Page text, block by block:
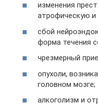
изменения
атрофическую и
сбой
форма течения
чрезмерный
опухоли,
головном мозге;
алкоголизм и